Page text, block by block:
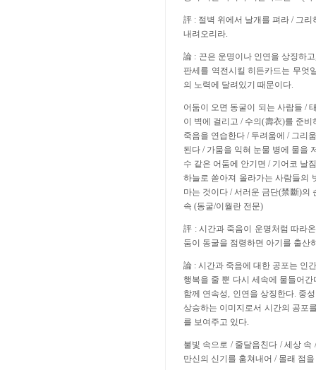
評 : 절벽 위에서 날개를 펴라 / 그
내려오리라.
論 : 끈은 운명이나 인연을 상징하
판세를 역전시킬 히든카드는 무엇
의 노력에 달려있기 때문이다.
어둠이 오면 동굴이 되는 사람들 /
이 벽에 걸리고 / 수의(壽衣)를 준
죽음을 연습한다 / 두려움에 / 그리
된다 / 가뭄을 익혀 눈물 병에 물을
수 같은 어둠에 안기면 / 기어코 날
하늘로 쏟아져 올라가는 사람들의
마는 것이다 / 서러운 금단(禁斷)의
속 (동굴/이월란 전문)
評 : 시간과 죽음이 운명처럼 따라
둠이 동굴을 점령하면 아기를 출산
論 : 시간과 죽음에 대한 공포는 인
행복을 줄 뿐 다시 세속에 물들어
함께 연속성, 인연을 상징한다. 중
상승하는 이미지로서 시간의 공포
를 보여주고 있다.
불빛 속으로 / 줄달음친다 / 세상
만신의 신기를 훔쳐내어 / 몰래 점